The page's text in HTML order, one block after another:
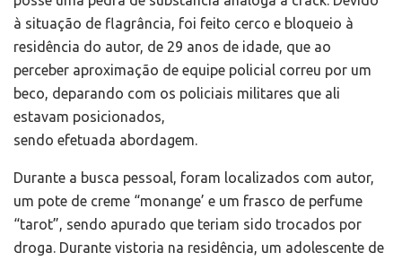
à situação de flagrância, foi feito cerco e bloqueio à
residência do autor, de 29 anos de idade, que ao
perceber aproximação de equipe policial correu por um
beco, deparando com os policiais militares que ali
estavam posicionados,
sendo efetuada abordagem.
Durante a busca pessoal, foram localizados com autor,
um pote de creme “monange’ e um frasco de perfume
“tarot”, sendo apurado que teriam sido trocados por
droga. Durante vistoria na residência, um adolescente de